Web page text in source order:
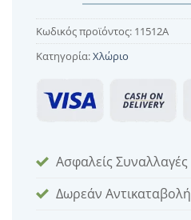
Κωδικός προϊόντος: 11512Α
Κατηγορία:Χλώριο
Ασφαλείς Συναλλαγές
Δωρεάν Αντικαταβολή